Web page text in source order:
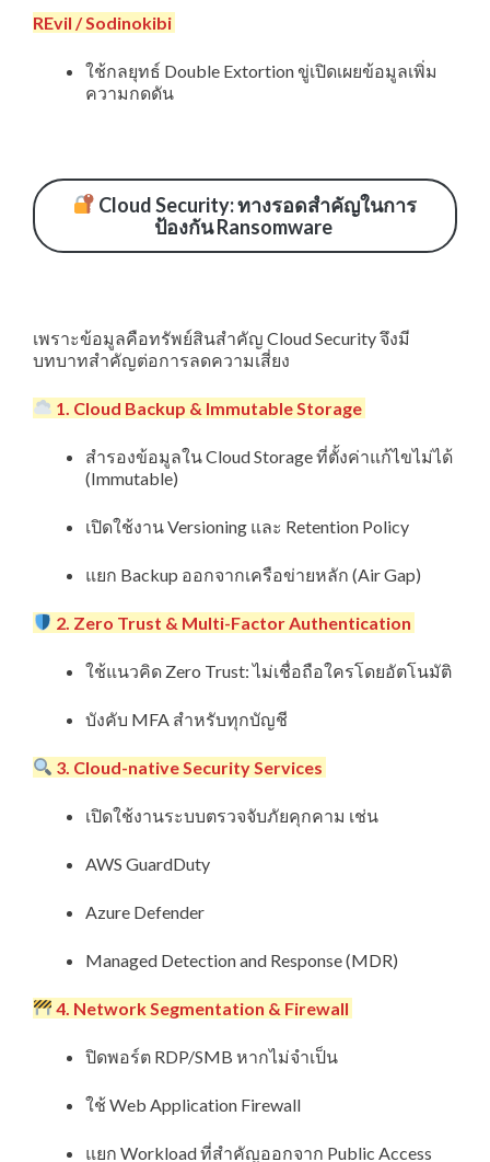
REvil / Sodinokibi
ใช้กลยุทธ์ Double Extortion ขู่เปิดเผยข้อมูลเพิ่ม
ความกดดัน
Cloud Security: ทางรอดสำคัญในการ
ป้องกัน Ransomware
เพราะข้อมูลคือทรัพย์สินสำคัญ Cloud Security จึงมี
บทบาทสำคัญต่อการลดความเสี่ยง
1. Cloud Backup & Immutable Storage
สำรองข้อมูลใน Cloud Storage ที่ตั้งค่าแก้ไขไม่ได้
(Immutable)
เปิดใช้งาน Versioning และ Retention Policy
แยก Backup ออกจากเครือข่ายหลัก (Air Gap)
2. Zero Trust & Multi-Factor Authentication
ใช้แนวคิด Zero Trust: ไม่เชื่อถือใครโดยอัตโนมัติ
บังคับ MFA สำหรับทุกบัญชี
3. Cloud-native Security Services
เปิดใช้งานระบบตรวจจับภัยคุกคาม เช่น
AWS GuardDuty
Azure Defender
Managed Detection and Response (MDR)
4. Network Segmentation & Firewall
ปิดพอร์ต RDP/SMB หากไม่จำเป็น
ใช้ Web Application Firewall
แยก Workload ที่สำคัญออกจาก Public Access